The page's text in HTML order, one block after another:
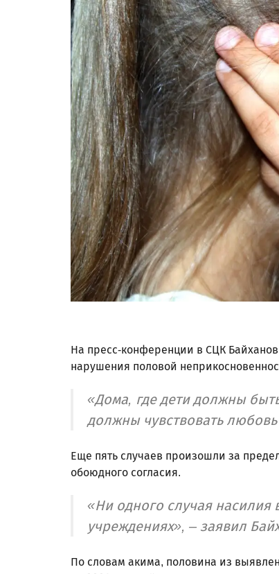
На пресс-конференции в СЦК Байханов
нарушения половой
«Дома, где дети должны
должны чувствовать
Еще пять случаев произошли за
обоюдного согласия.
«Ни одного случая насилия
учреждениях», – заявил
По словам акима, половина из